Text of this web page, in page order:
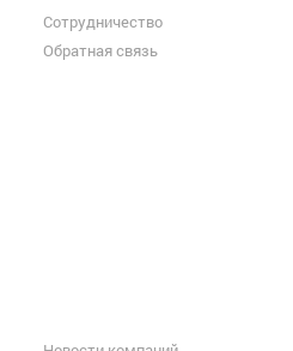
Сотрудничество
Обратная связь